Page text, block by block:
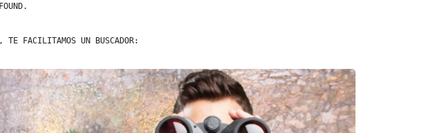
TE FACILITAMOS UN BUSCADOR: